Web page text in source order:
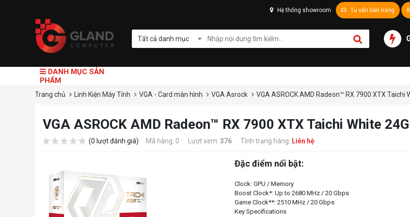
Hệ thống showroom Tư vấn bán hàng
Tất cả danh mục
DANH MỤC SẢN
PHẨM
Trang chủ Linh Kiện Máy Tính VGA - Card màn hình VGA Asrock VGA ASROCK AMD Radeon™ RX 7900 XTX Taichi
VGA ASROCK AMD Radeon™ RX 7900 XTX Taichi White
(0 lượt đánh giá) Mã hàng: 0 Lượt xem: 376 Tình trạng hàng: Liên hệ
Đặc điểm nổi bật:
Clock: GPU / Memory
Boost Clock*: Up to 2680 MHz / 20 Gbps
Game Clock**: 2510 MHz / 20 Gbps
Key Specifications